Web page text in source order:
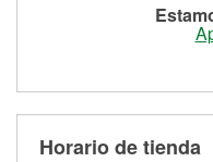
Horario de tienda